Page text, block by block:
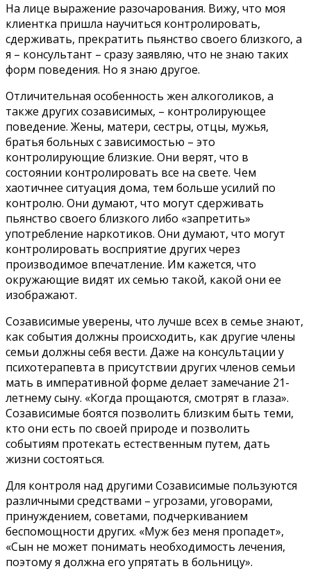
На лице выражение разочарования. Вижу, что моя
клиентка пришла научиться контролировать,
сдерживать, прекратить пьянство своего близкого, а
я – консультант – сразу заявляю, что не знаю таких
форм поведения. Но я знаю другое.
Отличительная особенность жен алкоголиков, а
также других созависимых, – контролирующее
поведение. Жены, матери, сестры, отцы, мужья,
братья больных с зависимостью – это
контролирующие близкие. Они верят, что в
состоянии контролировать все на свете. Чем
хаотичнее ситуация дома, тем больше усилий по
контролю. Они думают, что могут сдерживать
пьянство своего близкого либо «запретить»
употребление наркотиков. Они думают, что могут
контролировать восприятие других через
производимое впечатление. Им кажется, что
окружающие видят их семью такой, какой они ее
изображают.
Созависимые уверены, что лучше всех в семье знают,
как события должны происходить, как другие члены
семьи должны себя вести. Даже на консультации у
психотерапевта в присутствии других членов семьи
мать в императивной форме делает замечание 21-
летнему сыну. «Когда прощаются, смотрят в глаза».
Созависимые боятся позволить близким быть теми,
кто они есть по своей природе и позволить
событиям протекать естественным путем, дать
жизни состояться.
Для контроля над другими Созависимые пользуются
различными средствами – угрозами, уговорами,
принуждением, советами, подчеркиванием
беспомощности других. «Муж без меня пропадет»,
«Сын не может понимать необходимость лечения,
поэтому я должна его упрятать в больницу».